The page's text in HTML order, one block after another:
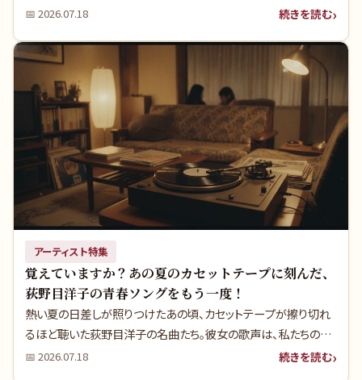
パーデュオとして記憶していますが、実は彼らの音楽の源流と真
の頃の夏、胸に刻んだ青春の輝きを今一度、彼らの歌声と共にた
どりませんか？
📅2026.07.18 続きを読む
アーティスト特集
覚えていますか？あの夏のカセットテープに刻んだ、
荻野目洋子の青春ソングをもう一度！
熱い夏の日差しが照りつけたあの頃、カセットテープが擦り切れ
るほど聴いた荻野目洋子の名曲たち。彼女の歌声は、私たちの青
春のサウンドトラックでした。今だからこそわかる大ヒットの真実
📅2026.07.18 続きを読む